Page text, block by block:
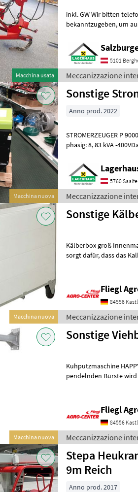
Macchina usata
inkl. GW Wir bitten
bekanntzugeben, um ausreichend Zeit für die Beratung und eventuell
5101
Meccanizzazione
Macchina nuova
Sonstige
Anno prod. 2022
STROMERZEUGER P
phasig: 8, 83 kVA -
5760
Meccanizzazione
Macchina nuova
Sonstige
Kälberbox groß Innenmaß:
sorgt dafür, dass das Kalb viel frische Luft erhält, aber keiner Zugluft
Fliegl
84556 Kastl
Meccanizzazione
Macchina nuova
Sonstige
Kuhputzmaschine HAPPYCOW
pendelnden Bürste wird
Fliegl
84556 Kastl
Meccanizzazione
Stepa
9m Reich
Anno prod. 2017